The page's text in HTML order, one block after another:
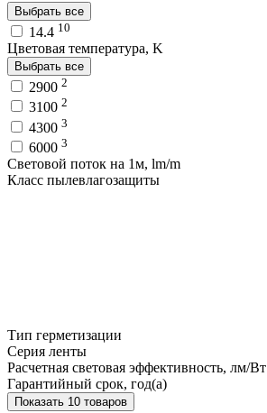
Выбрать все
14.4 10
Цветовая температура, K
Выбрать все
2900 2
3100 2
4300 3
6000 3
Световой поток на 1м, lm/m
Класс пылевлагозащиты
Тип герметизации
Серия ленты
Расчетная световая эффективность, лм/Вт
Гарантийный срок, год(а)
Показать 10 товаров